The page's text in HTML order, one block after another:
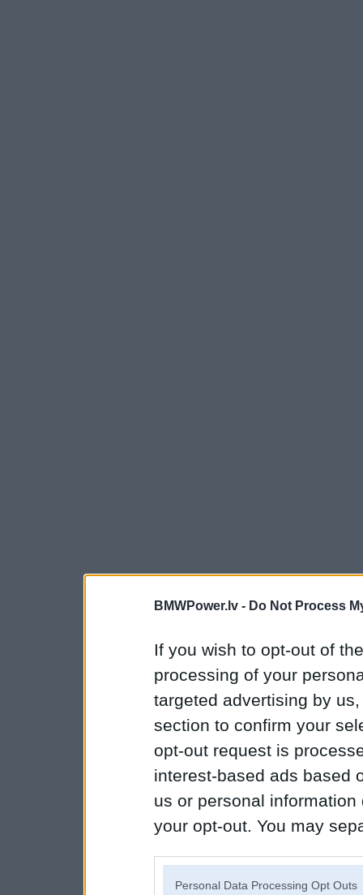
BMWPower.lv - Do Not Process
If you wish to opt-out of
processing of your
targeted advertising by
section to confirm your
opt-out request is
interest-based ads based
us or personal
your opt-out. You may
Personal Data Processing Opt Outs